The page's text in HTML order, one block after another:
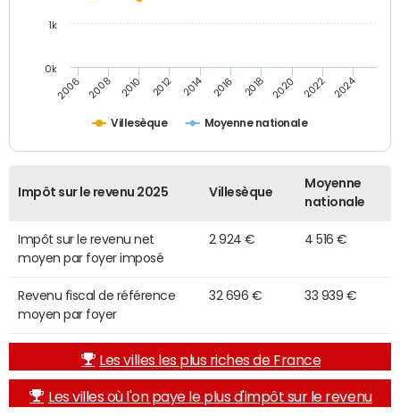
Villesèque Moyenne nationale
2006 2008 2010 2012 2014 2016 2018 2020 2022 2024
0k
1k
Impôt sur le revenu 2025 Villesèque
Moyenne
nationale
Impôt sur le revenu net
moyen par foyer imposé
2 924 € 4 516 €
Revenu fiscal de référence
moyen par foyer
32 696 € 33 939 €
Les villes les plus riches de France
Les villes où l'on paye le plus d'impôt sur le revenu